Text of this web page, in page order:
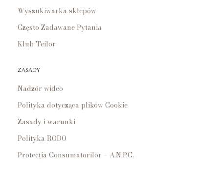
Wyszukiwarka sklepów
Często Zadawane Pytania
Klub Teilor
ZASADY
Nadzór wideo
Polityka dotycząca plików Cookie
Zasady i warunki
Polityka RODO
Protecția Consumatorilor – A.N.P.C.